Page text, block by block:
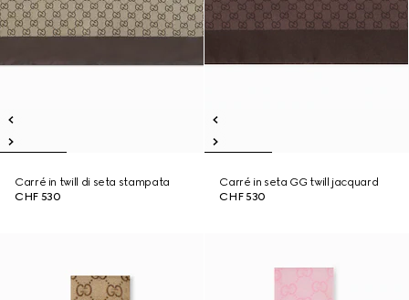
Carré in twill di seta stampata
CHF 530
Carré in seta GG twill jacquard
CHF 530